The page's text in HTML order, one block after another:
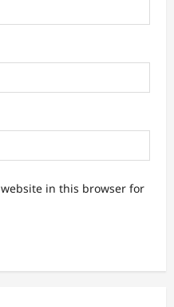
in this browser for